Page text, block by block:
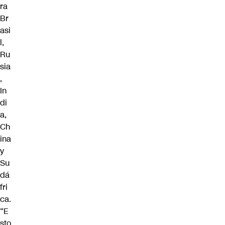
ra
Br
asi
l,
Ru
sia
,
In
di
a,
Ch
ina
y
Su
dá
fri
ca.
“E